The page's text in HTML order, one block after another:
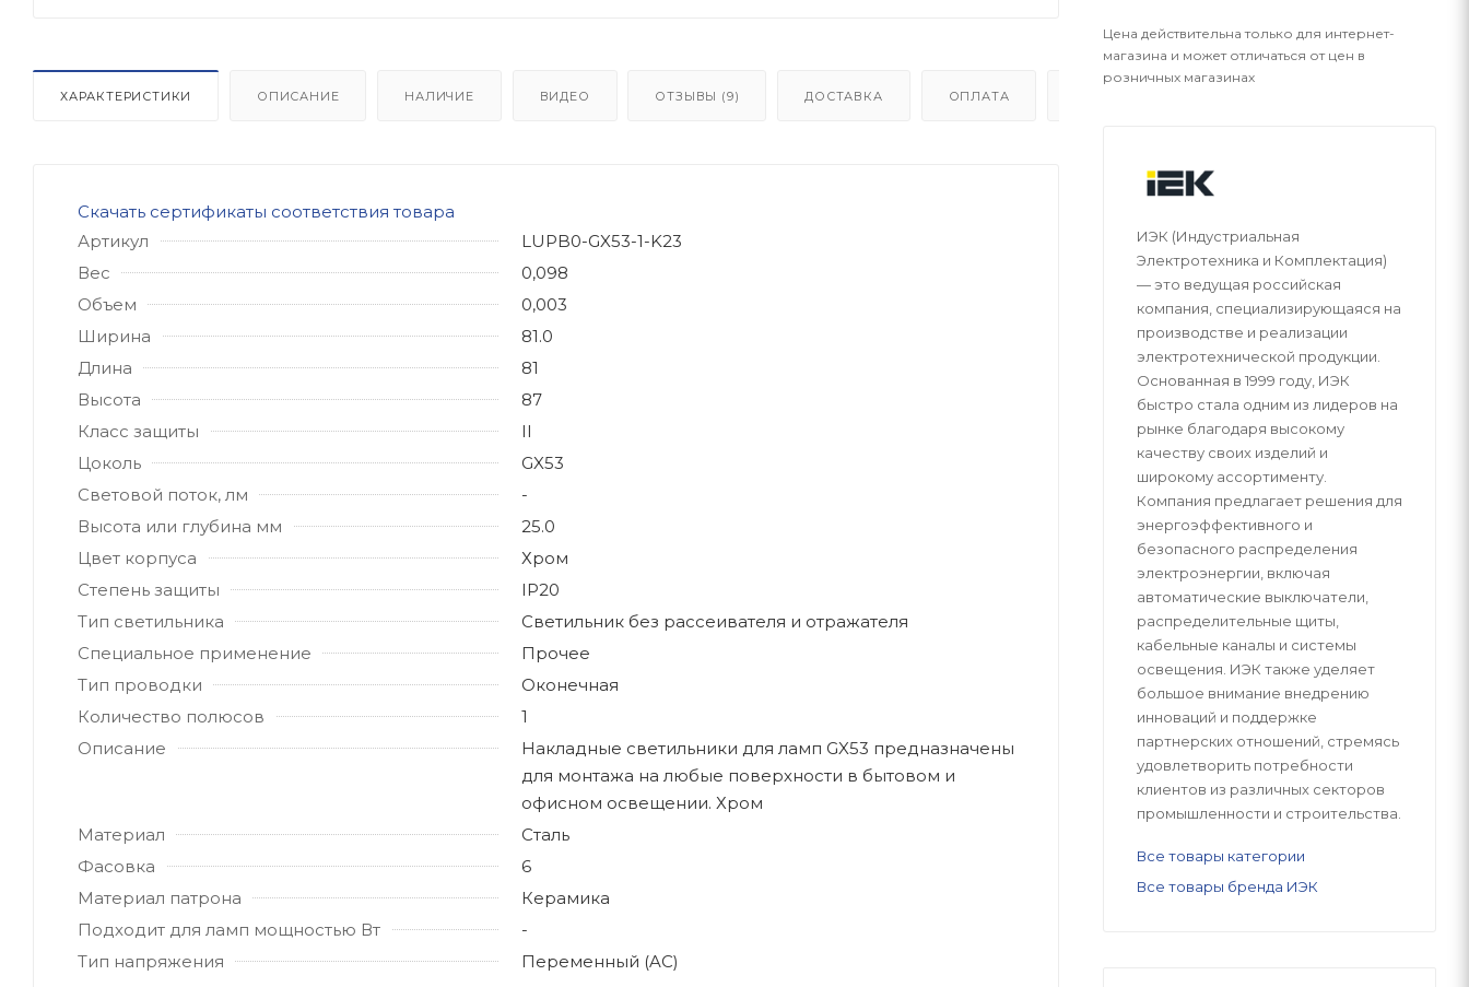
ХАРАКТЕРИСТИКИ ОПИСАНИЕ НАЛИЧИЕ ВИДЕО ОТЗЫВЫ (9) ДОСТАВКА ОПЛАТА
Скачать сертификаты соответствия товара
Артикул
LUPB0-GX53-1-K23
Вес
0,098
Объем
0,003
Ширина
81.0
Длина
81
Высота
87
Класс защиты
II
Цоколь
GX53
Световой поток, лм
-
Высота или глубина мм
25.0
Цвет корпуса
Хром
Степень защиты
IP20
Тип светильника
Светильник без рассеивателя и отражателя
Специальное применение
Прочее
Тип проводки
Оконечная
Количество полюсов
1
Описание
Накладные светильники для ламп GX53 предназначены
для монтажа на любые поверхности в бытовом и
офисном освещении. Хром
Материал
Сталь
Фасовка
6
Материал патрона
Керамика
Подходит для ламп мощностью Вт
-
Тип напряжения
Переменный (AC)
Цена действительна только для интернет-
магазина и может отличаться от цен в
розничных магазинах
ИЭК (Индустриальная
Электротехника и Комплектация)
— это ведущая российская
компания, специализирующаяся на
производстве и реализации
электротехнической продукции.
Основанная в 1999 году, ИЭК
быстро стала одним из лидеров на
рынке благодаря высокому
качеству своих изделий и
широкому ассортименту.
Компания предлагает решения для
энергоэффективного и
безопасного распределения
электроэнергии, включая
автоматические выключатели,
распределительные щиты,
кабельные каналы и системы
освещения. ИЭК также уделяет
большое внимание внедрению
инноваций и поддержке
партнерских отношений, стремясь
удовлетворить потребности
клиентов из различных секторов
промышленности и строительства.
Все товары категории
Все товары бренда ИЭК